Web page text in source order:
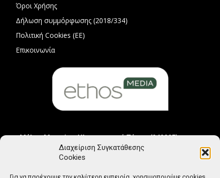
Διαχείριση Συγκατάθεσης
Cookies
Όροι Χρήσης
Δήλωση συμμόρφωσης (2018/334)
Πολιτική Cookies (ΕΕ)
Επικοινωνία
Μέλος Μητρώου Ηλεκτρονικού Τύπου (242225)